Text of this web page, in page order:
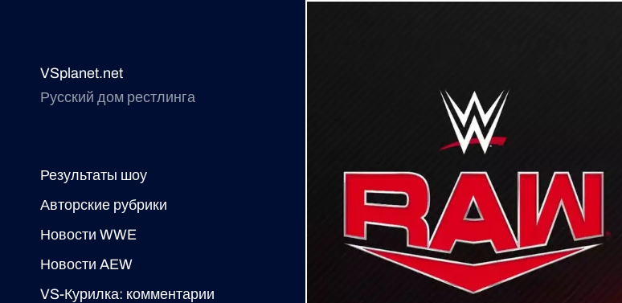
VSplanet.net
Русский дом рестлинга
Результаты шоу
Авторские рубрики
Новости WWE
Новости AEW
VS-Курилка: комментарии